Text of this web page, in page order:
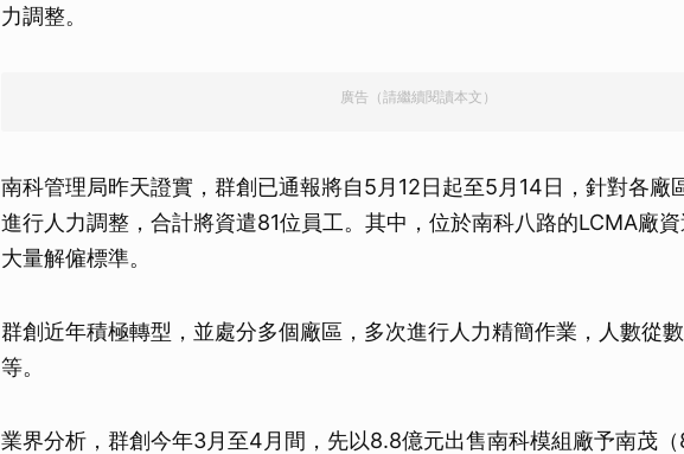
力調整。
廣告（請繼續閱讀本文）
南科管理局昨天證實，群創已通報將自5月12日起至5月14日，針對各廠
進行人力調整，合計將資遣81位員工。其中，位於南科八路的LCMA廠
大量解僱標準。
群創近年積極轉型，並處分多個廠區，多次進行人力精簡作業，人數從
等。
業界分析，群創今年3月至4月間，先以8.8億元出售南科模組廠予南茂